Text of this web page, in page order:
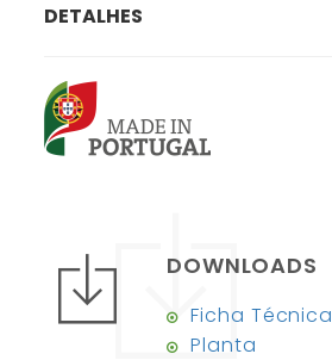
DETALHES
DOWNLOADS
Ficha Técnica
Planta